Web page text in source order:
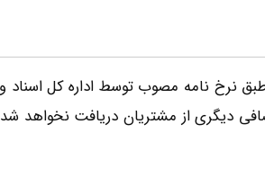
نرخ نامه مصوب توسط اداره کل اسناد
دیگری از مشتریان دریافت نخواهد